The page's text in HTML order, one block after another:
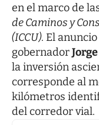
en el marco de
de Caminos y
(ICCU). El
gobernador
la inversión
corresponde al
kilómetros
del corredor vial.